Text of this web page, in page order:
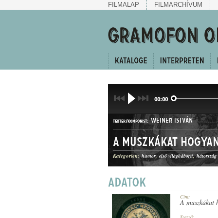
FILMALAP FILMARCHÍVUM
00:00
TEXTER/KOMPONIST: WEINER ISTVÁN
GATTUNG: KUPLÉ
A muszkákat
Kategorien: humor első világháború hátország
Cím:
A muszkákat
Szerző: